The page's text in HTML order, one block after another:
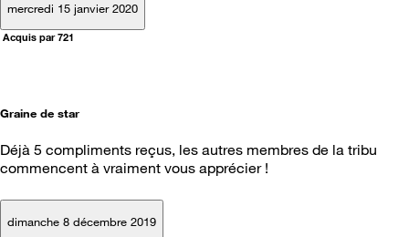
mercredi 15 janvier 2020
Acquis par 721
Graine de star
Déjà 5 compliments reçus, les autres membres de la tribu
commencent à vraiment vous apprécier !
dimanche 8 décembre 2019